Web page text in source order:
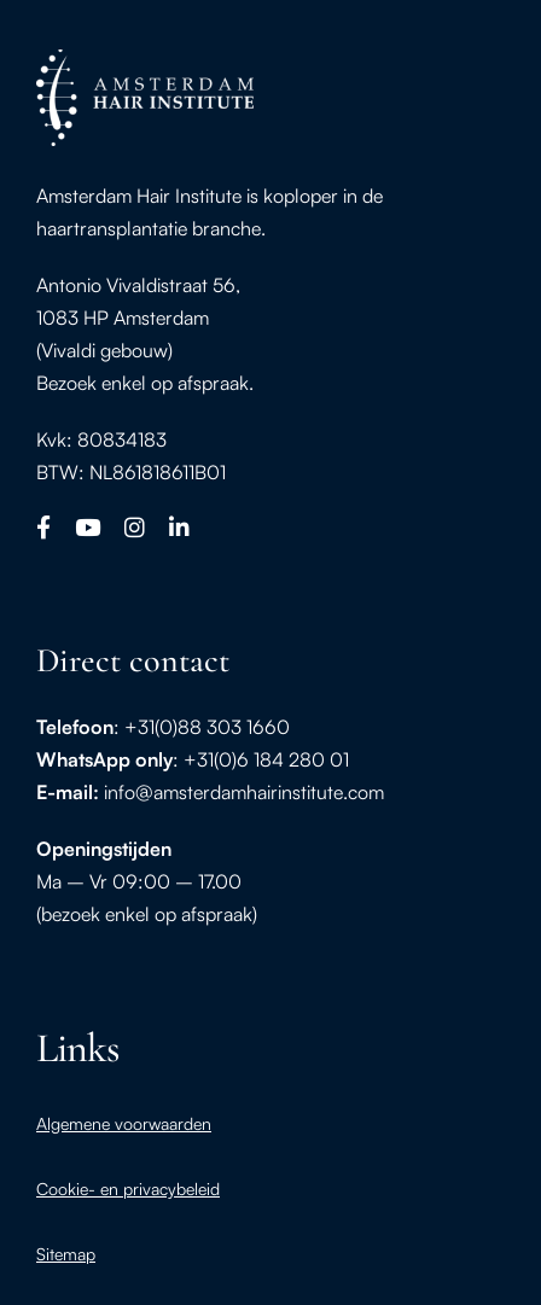
Amsterdam Hair Institute is koploper in de
haartransplantatie branche.
Antonio Vivaldistraat 56,
1083 HP Amsterdam
(Vivaldi gebouw)
Bezoek enkel op afspraak.
Kvk: 80834183
BTW: NL861818611B01
Direct contact
Telefoon: +31(0)88 303 1660
WhatsApp only: +31(0)6 184 280 01
E-mail: info@amsterdamhairinstitute.com
Openingstijden
Ma – Vr 09:00 – 17.00
(bezoek enkel op afspraak)
Links
Algemene voorwaarden
Cookie- en privacybeleid
Sitemap